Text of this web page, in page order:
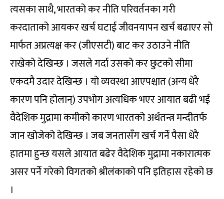
त्यसका साथै, भारतको कर नीति परिवर्तनका गरी
करदाताको आयकर खर्च घटाई जीवनयापन खर्च बढाएर सो
मार्फत अप्रत्यक्ष कर (जीएसटी) बाट कर उठाउने नीति
राखेको देखिन्छ । जसले गर्दा उसको कर छुटको सीमा
एकदमै उदार देखिन्छ । यो व्यवस्था आएपश्चात (अन्य धेरै
कारण पनि होलान्) उपभोग अत्यधिक भएर आयात बढी भई
वैदेशिक मुद्रामा कमीको कारण भारतको अर्थतन्त्र मन्दीतर्फ
जान खोजेको देखिन्छ । जब जनतासँग खर्च गर्ने पैसा धेरै
हातमा हुन्छ यसले आयात बढेर वैदेशिक मुद्रामा नकारात्मक
असर पर्ने गरेको विगतको श्रीलंकाको पनि इतिहास रहेको छ
।